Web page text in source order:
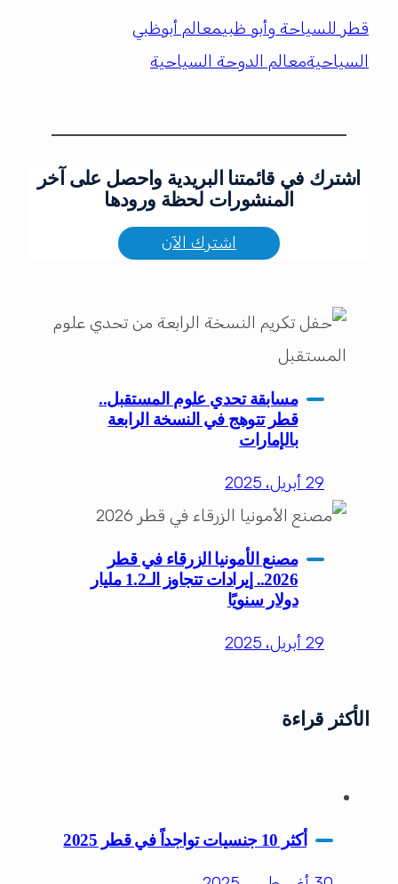
قطر للسياحة وأبو ظبيمعالم أبوظبي
السياحيةمعالم الدوحة السياحية
اشترك في قائمتنا البريدية واحصل على آخر
المنشورات لحظة ورودها
اشترك الآن
مسابقة تحدي علوم المستقبل..
قطر تتوهج في النسخة الرابعة
بالإمارات
29 أبريل، 2025
مصنع الأمونيا الزرقاء في قطر
2026.. إيرادات تتجاوز الـ1.2 مليار
دولار سنويًا
29 أبريل، 2025
الأكثر قراءة
أكثر 10 جنسيات تواجداً في قطر 2025